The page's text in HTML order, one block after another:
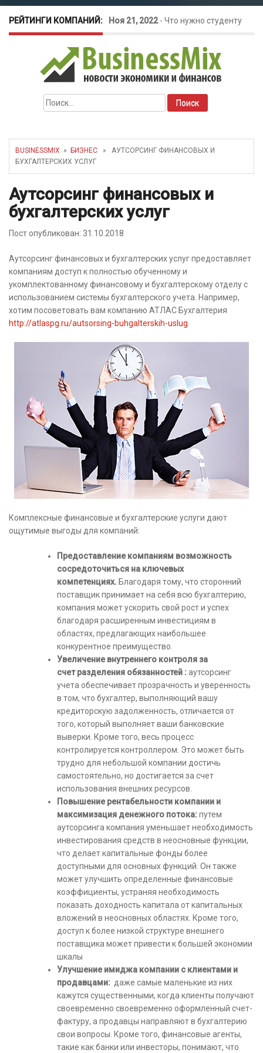
РЕЙТИНГИ КОМПАНИЙ: Ноя 21, 2022- Что нужно студенту
для открытия бизнеса?
Окт 26, 2022-Телефония для
amoCRM: лучшие инструменты для
бизнеса
как защитить свой бизнес?
Найти:
BUSINESSMIX » БИЗНЕС » АУТСОРСИНГ ФИНАНСОВЫХ И
БУХГАЛТЕРСКИХ УСЛУГ
Аутсорсинг финансовых и
бухгалтерских услуг
Пост опубликован: 31.10.2018
Аутсорсинг финансовых и бухгалтерских услуг предоставляет
компаниям доступ к полностью обученному и
укомплектованному финансовому и бухгалтерскому отделу с
использованием системы бухгалтерского учета. Например,
хотим посоветовать вам компанию АТЛАС Бухгалтерия
http://atlaspg.ru/autsorsing-buhgalterskih-uslug
Комплексные финансовые и бухгалтерские услуги дают
ощутимые выгоды для компаний:
Предоставление компаниям возможность
сосредоточиться на ключевых
компетенциях. Благодаря тому, что сторонний
поставщик принимает на себя всю бухгалтерию,
компания может ускорить свой рост и успех
благодаря расширенным инвестициям в
областях, предлагающих наибольшее
конкурентное преимущество.
Увеличение внутреннего контроля за
счет разделения обязанностей : аутсорсинг
учета обеспечивает прозрачность и уверенность
в том, что бухгалтер, выполняющий вашу
кредиторскую задолженность, отличается от
того, который выполняет ваши банковские
выверки. Кроме того, весь процесс
контролируется контроллером. Это может быть
трудно для небольшой компании достичь
самостоятельно, но достигается за счет
использования внешних ресурсов.
Повышение рентабельности компании и
максимизация денежного потока: путем
аутсорсинга компания уменьшает необходимость
инвестирования средств в неосновные функции,
что делает капитальные фонды более
доступными для основных функций. Он также
может улучшить определенные финансовые
коэффициенты, устраняя необходимость
показать доходность капитала от капитальных
вложений в неосновных областях. Кроме того,
доступ к более низкой структуре внешнего
поставщика может привести к большей экономии
шкалы
Улучшение имиджа компании с клиентами и
продавцами: даже самые маленькие из них
кажутся существенными, когда клиенты получают
своевременно своевременно оформленный счет-
фактуру, а продавцы направляют в бухгалтерию
свои вопросы. Кроме того, финансовые агенты,
такие как банки или инвесторы, понимают, что